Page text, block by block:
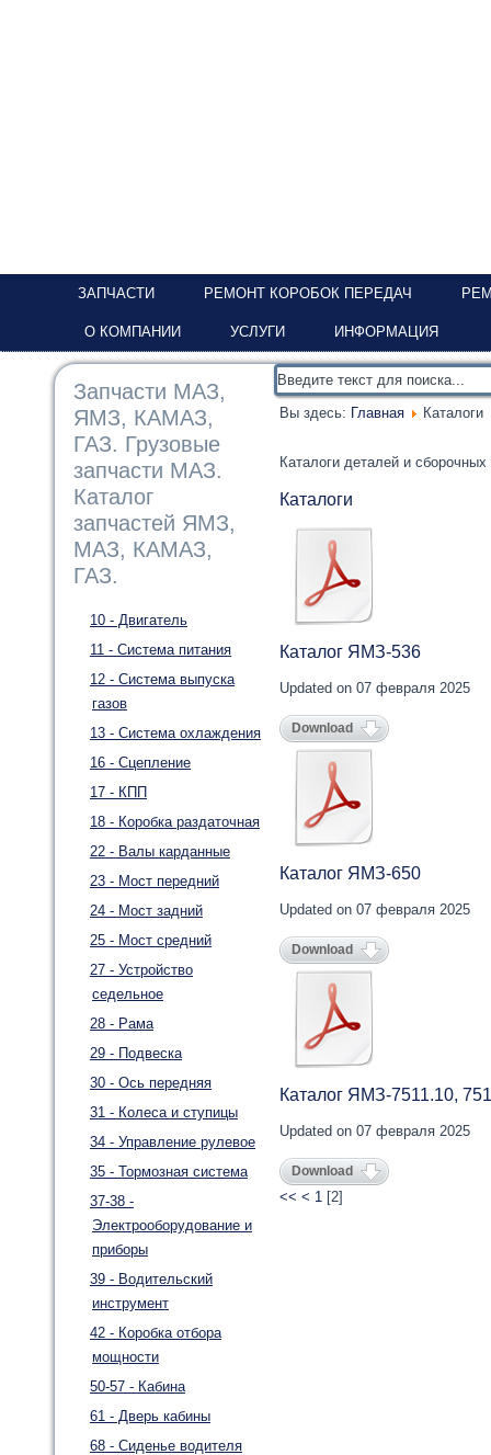
ЗАПЧАСТИ РЕМОНТ КОРОБОК ПЕРЕДАЧ
О КОМПАНИИ УСЛУГИ ИНФОРМАЦИЯ
Запчасти МАЗ,
ЯМЗ, КАМАЗ,
ГАЗ. Грузовые
запчасти МАЗ.
Каталог
запчастей ЯМЗ,
МАЗ, КАМАЗ,
ГАЗ.
10 - Двигатель
11 - Система питания
12 - Система выпуска
газов
13 - Система охлаждения
16 - Сцепление
17 - КПП
18 - Коробка раздаточная
22 - Валы карданные
23 - Мост передний
24 - Мост задний
25 - Мост средний
27 - Устройство
седельное
28 - Рама
29 - Подвеска
30 - Ось передняя
31 - Колеса и ступицы
34 - Управление рулевое
35 - Тормозная система
37-38 -
Электрооборудование и
приборы
39 - Водительский
инструмент
42 - Коробка отбора
мощности
50-57 - Кабина
61 - Дверь кабины
68 - Сиденье водителя
Вы здесь: Главная Каталоги
⁠⁠⁠Каталоги деталей и
Каталоги
Каталог ЯМЗ-536
Updated on 07 февраля 2025
Download
Каталог ЯМЗ-650
Updated on 07 февраля 2025
Download
Каталог ЯМЗ-7511.10,
Updated on 07 февраля 2025
Download
<< < 1 [2]